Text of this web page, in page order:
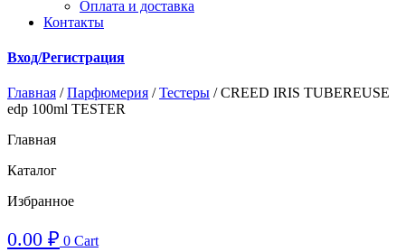
Оплата и доставка
Контакты
Вход/Регистрация
Главная /Парфюмерия /Тестеры / CREED IRIS TUBEREUSE
edp 100ml TESTER
Главная
Каталог
Избранное
0.00 ₽ 0 Cart